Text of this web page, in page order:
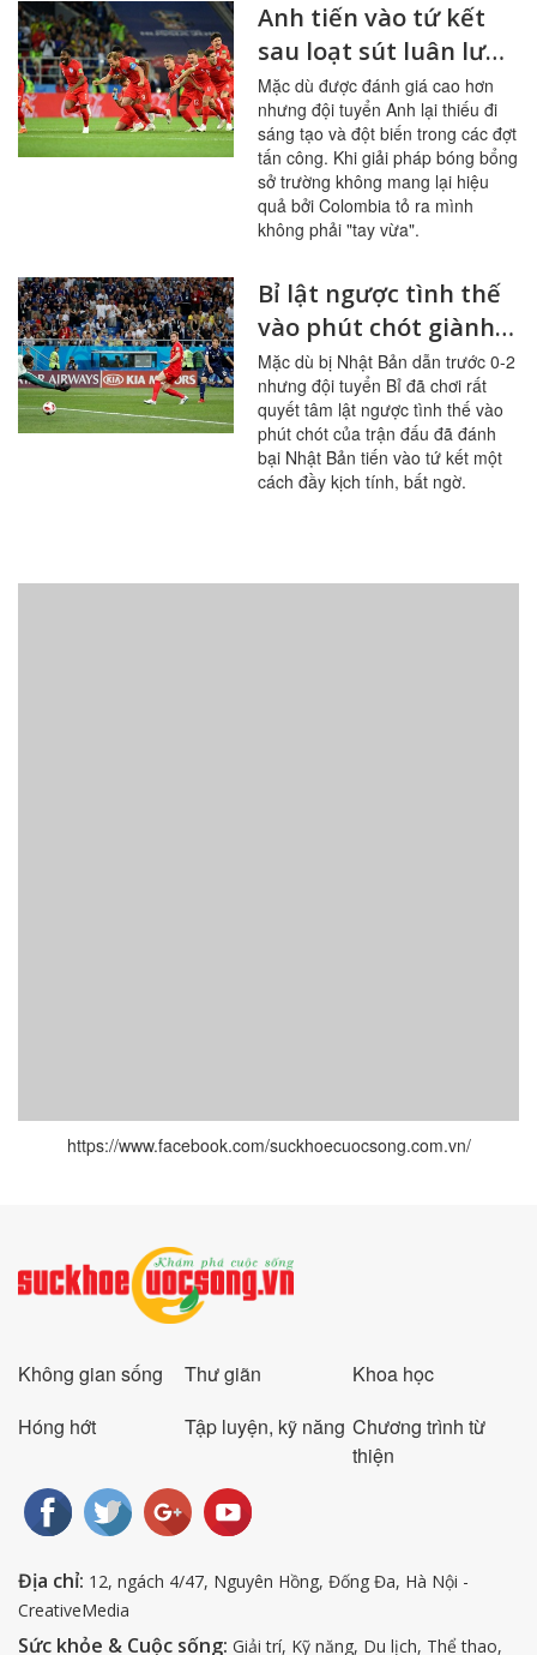
Anh tiến vào tứ kết
sau loạt sút luân lưu
siêu kịch tính
Mặc dù được đánh giá cao hơn
nhưng đội tuyển Anh lại thiếu đi
sáng tạo và đột biến trong các đợt
tấn công. Khi giải pháp bóng bổng
sở trường không mang lại hiệu
quả bởi Colombia tỏ ra mình
không phải "tay vừa".
Bỉ lật ngược tình thế
vào phút chót giành
chiến thắng trước
Nhật Bản tiến vào tứ
kết
Mặc dù bị Nhật Bản dẫn trước 0-2
nhưng đội tuyển Bỉ đã chơi rất
quyết tâm lật ngược tình thế vào
phút chót của trận đấu đã đánh
bại Nhật Bản tiến vào tứ kết một
cách đầy kịch tính, bất ngờ.
https://www.facebook.com/suckhoecuocsong.com.vn/
Không gian sống Thư giãn
Khoa học
Hóng hớt
Tập luyện, kỹ năng Chương trình từ
thiện
Địa chỉ: 12, ngách 4/47, Nguyên Hồng, Đống Đa, Hà Nội -
CreativeMedia
Sức khỏe & Cuộc sống: Giải trí, Kỹ năng, Du lịch, Thể thao,